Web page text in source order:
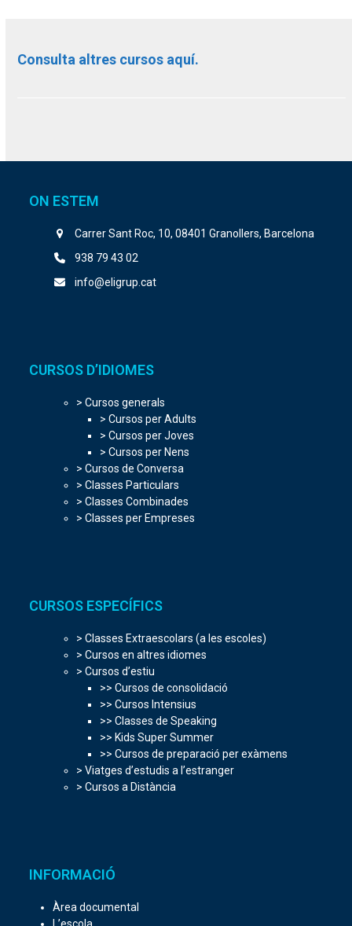
Consulta altres cursos aquí.
ON ESTEM
Carrer Sant Roc, 10, 08401 Granollers, Barcelona
938 79 43 02
info@eligrup.cat
CURSOS D’IDIOMES
> Cursos generals
> Cursos per Adults
> Cursos per Joves
> Cursos per Nens
> Cursos de Conversa
> Classes Particulars
> Classes Combinades
> Classes per Empreses
CURSOS ESPECÍFICS
> Classes Extraescolars (a les escoles)
> Cursos en altres idiomes
> Cursos d’estiu
>> Cursos de consolidació
>> Cursos Intensius
>> Classes de Speaking
>> Kids Super Summer
>> Cursos de preparació per exàmens
> Viatges d’estudis a l’estranger
> Cursos a Distància
INFORMACIÓ
Àrea documental